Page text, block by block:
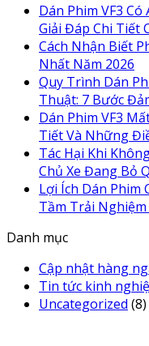
Dán Phim VF3
Giải Đáp Chi Tiết
Cách Nhận Biết
Nhất Năm 2026
Quy Trình Dán
Thuật: 7 Bước
Dán Phim VF3
Tiết Và Những
Tác Hại Khi
Chủ Xe Đang Bỏ
Lợi Ích Dán Phim
Tầm Trải Nghiệm
Danh mục
Cập nhật hàng
Tin tức kinh
Uncategorized (8)